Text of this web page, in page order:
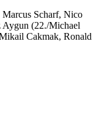
Scharf, Nico
Aygun (22./Michael
Cakmak, Ronald